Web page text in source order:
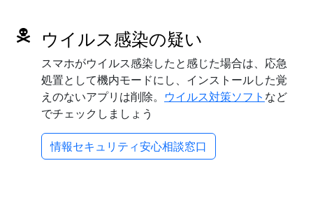
ウイルス感染の疑い
スマホがウイルス感染したと感じた場合は、応急
処置として機内モードにし、インストールした覚
えのないアプリは削除。 ウイルス対策ソフト など
でチェックしましょう
情報セキュリティ安心相談窓口